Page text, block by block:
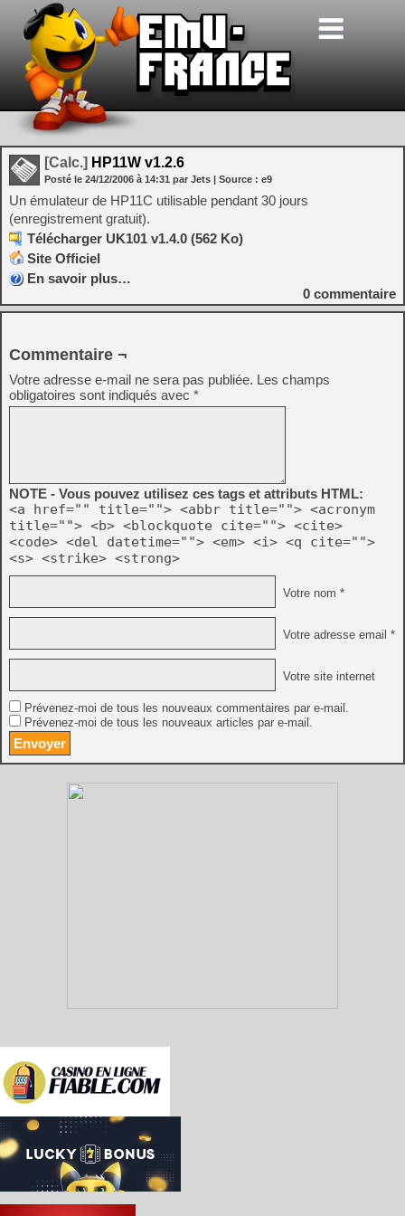
[Calc.] HP11W v1.2.6
Posté le 24/12/2006 à 14:31 par Jets | Source : e9
Un émulateur de HP11C utilisable pendant 30 jours
(enregistrement gratuit).
Télécharger UK101 v1.4.0 (562 Ko)
Site Officiel
En savoir plus…
0 commentaire
Commentaire ¬
Votre adresse e-mail ne sera pas publiée. Les champs
obligatoires sont indiqués avec *
NOTE - Vous pouvez utilisez ces tags et attributs HTML:
<a href="" title=""> <abbr title=""> <acronym
title=""> <b> <blockquote cite=""> <cite>
<code> <del datetime=""> <em> <i> <q cite="">
<s> <strike> <strong>
Votre nom *
Votre adresse email *
Votre site internet
Prévenez-moi de tous les nouveaux commentaires par e-mail.
Prévenez-moi de tous les nouveaux articles par e-mail.